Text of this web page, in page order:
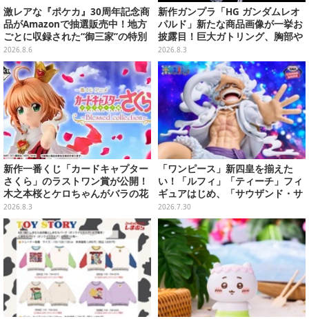
激レアな『ポケカ』30周年記念商
品がAmazonで抽選販売中！地方
ごとに収録された“御三家”の特別
カード
2026.8.6
新作ガンプラ「HG ガンダムレオ
パルド」新たな商品画像が一挙お
披露目！巨大ガトリング、胸部や
肩武装のハッチ展開までたっぷり
11枚
2026.8.3
新作一番くじ「カードキャプター
さくら」のラストワン賞が公開！
木之本桜とケロちゃんがバラの花
びらに包まれている姿で立体化
2026.8.3
「ワンピース」新四皇を揃えた
い！「ルフィ」「ティーチ」フィ
ギュアはじめ、「サウザンド・サ
ニー号リモコンカー」など4商品
が8月順次プライズ展開
2026.7.30